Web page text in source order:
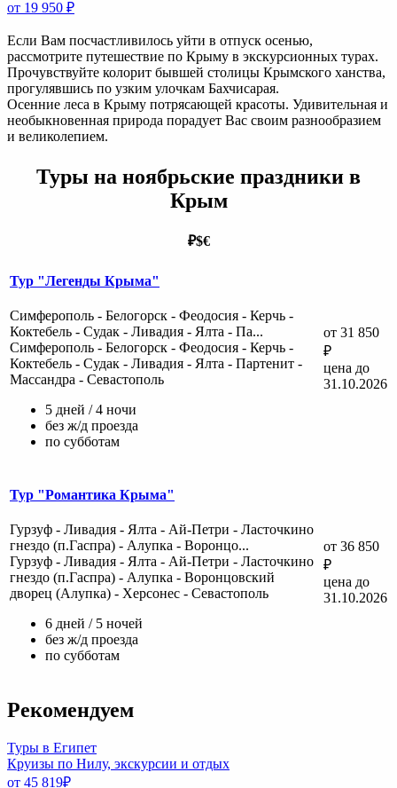
от 19 950 ₽
Если Вам посчастливилось уйти в отпуск осенью,
рассмотрите путешествие по Крыму в экскурсионных турах.
Прочувствуйте колорит бывшей столицы Крымского ханства,
прогулявшись по узким улочкам Бахчисарая.
Осенние леса в Крыму потрясающей красоты. Удивительная и
необыкновенная природа порадует Вас своим разнообразием
и великолепием.
Туры на ноябрьские праздники в
Крым
₽$€
Тур "Легенды Крыма"
Симферополь - Белогорск - Феодосия - Керчь -
Коктебель - Судак - Ливадия - Ялта - Па...
Симферополь - Белогорск - Феодосия - Керчь -
Коктебель - Судак - Ливадия - Ялта - Партенит -
Массандра - Севастополь
5 дней / 4 ночи
без ж/д проезда
по субботам
от 31 850
₽
цена до
31.10.2026
Тур "Романтика Крыма"
Гурзуф - Ливадия - Ялта - Ай-Петри - Ласточкино
гнездо (п.Гаспра) - Алупка - Воронцо...
Гурзуф - Ливадия - Ялта - Ай-Петри - Ласточкино
гнездо (п.Гаспра) - Алупка - Воронцовский
дворец (Алупка) - Херсонес - Севастополь
6 дней / 5 ночей
без ж/д проезда
по субботам
от 36 850
₽
цена до
31.10.2026
Рекомендуем
Туры в Египет
Круизы по Нилу, экскурсии и отдых
от 45 819₽